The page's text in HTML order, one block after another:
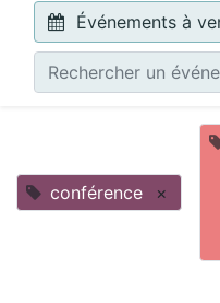
Événements à
conférence ×